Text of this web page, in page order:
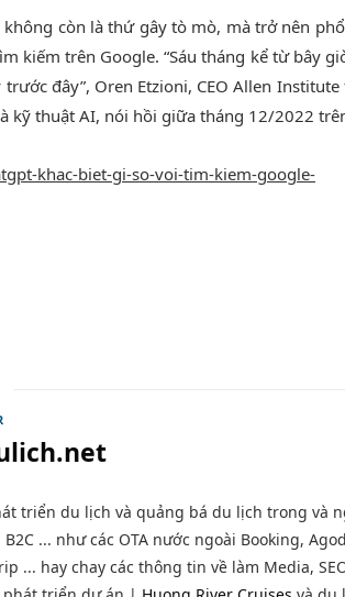
còn là thứ gây tò mò, mà trở nên
kiếm trên Google. “Sáu tháng kể từ bây
đây”, Oren Etzioni, CEO Allen
kỹ thuật AI, nói hồi giữa tháng 12/2022 trên
khac-biet-gi-so-voi-tim-kiem-google-
triển du lịch và quảng bá du lịch trong và
... như các OTA nước ngoài Booking,
... hay chay các thông tin về làm Media,